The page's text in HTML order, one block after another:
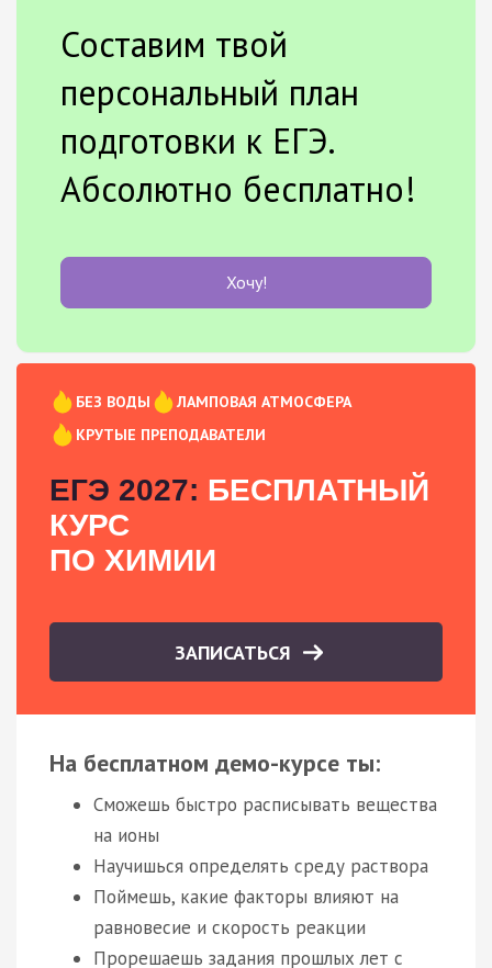
Составим твой
персональный план
подготовки к ЕГЭ.
Абсолютно бесплатно!
Хочу!
БЕЗ ВОДЫ
ЛАМПОВАЯ АТМОСФЕРА
КРУТЫЕ ПРЕПОДАВАТЕЛИ
ЕГЭ 2027: БЕСПЛАТНЫЙ
КУРС
ПО ХИМИИ
ЗАПИСАТЬСЯ
На бесплатном демо-курсе ты:
Сможешь быстро расписывать вещества
на ионы
Научишься определять среду раствора
Поймешь, какие факторы влияют на
равновесие и скорость реакции
Прорешаешь задания прошлых лет с